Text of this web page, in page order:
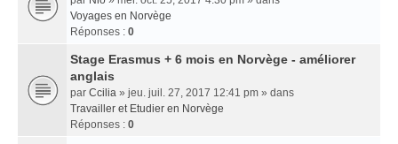
Voyages en Norvège
Réponses : 0
Stage Erasmus + 6 mois en Norvège - améliorer
anglais
par Ccilia » jeu. juil. 27, 2017 12:41 pm » dans
Travailler et Etudier en Norvège
Réponses : 0